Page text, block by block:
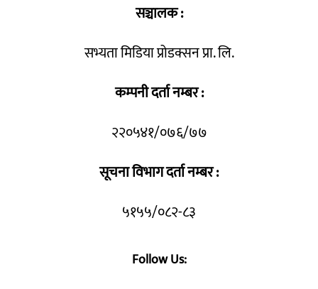
सञ्चालक :
सभ्यता मिडिया प्रोडक्सन प्रा. लि.
कम्पनी दर्ता नम्बर :
२२०५४१/०७६/७७
सूचना विभाग दर्ता नम्बर :
५१५५/०८२-८३
Follow Us: